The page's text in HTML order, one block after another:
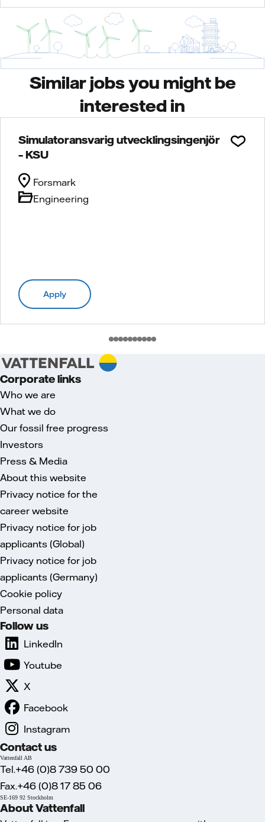
Similar jobs you might be
interested in
Simulatoransvarig utvecklingsingenjör
– KSU
Engineering
Forsmark
Apply
Corporate links
Who we are
What we do
Our fossil free progress
Investors
Press & Media
About this website
Privacy notice for the
career website
Privacy notice for job
applicants (Global)
Privacy notice for job
applicants (Germany)
Cookie policy
Personal data
Follow us
LinkedIn
Youtube
X
Facebook
Instagram
Contact us
Vattenfall AB
Tel.+46 (0)8 739 50 00
Fax.+46 (0)8 17 85 06
SE-169 92 Stockholm
About Vattenfall